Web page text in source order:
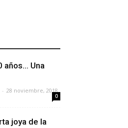
años… Una
- 28 noviembre, 2018
0
joya de la